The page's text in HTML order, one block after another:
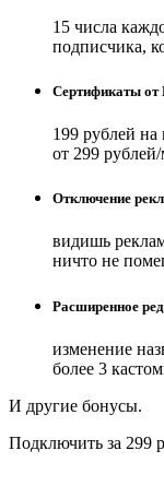
15 числа
подписчика,
Сертификаты от
199 рублей
от 299
Отключение
видишь
ничто не
Расширенное
изменение
более 3
И другие бонусы.
Подключить за 299